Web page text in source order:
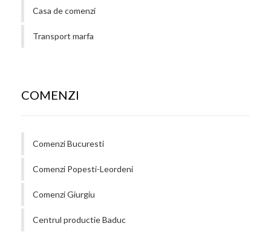
Casa de comenzi
Transport marfa
COMENZI
Comenzi Bucuresti
Comenzi Popesti-Leordeni
Comenzi Giurgiu
Centrul productie Baduc